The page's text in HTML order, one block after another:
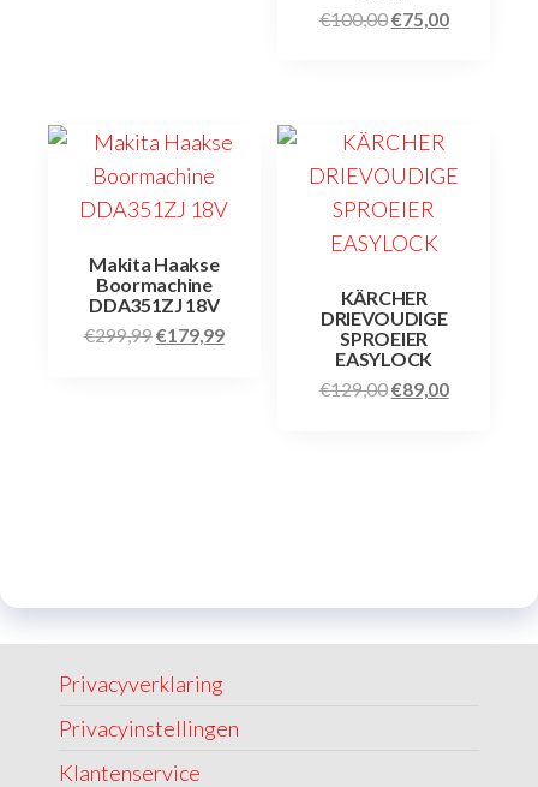
€100,00€75,00
Makita Haakse
Boormachine
DDA351ZJ 18V
€299,99€179,99
KÄRCHER
DRIEVOUDIGE
SPROEIER
EASYLOCK
€129,00€89,00
Privacyverklaring
Privacyinstellingen
Klantenservice